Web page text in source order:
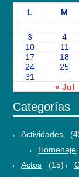
L
M
« Jul
3
4
10
11
17
18
24
25
31
Categorías
Actividades
Homenaje
Actos
(15)